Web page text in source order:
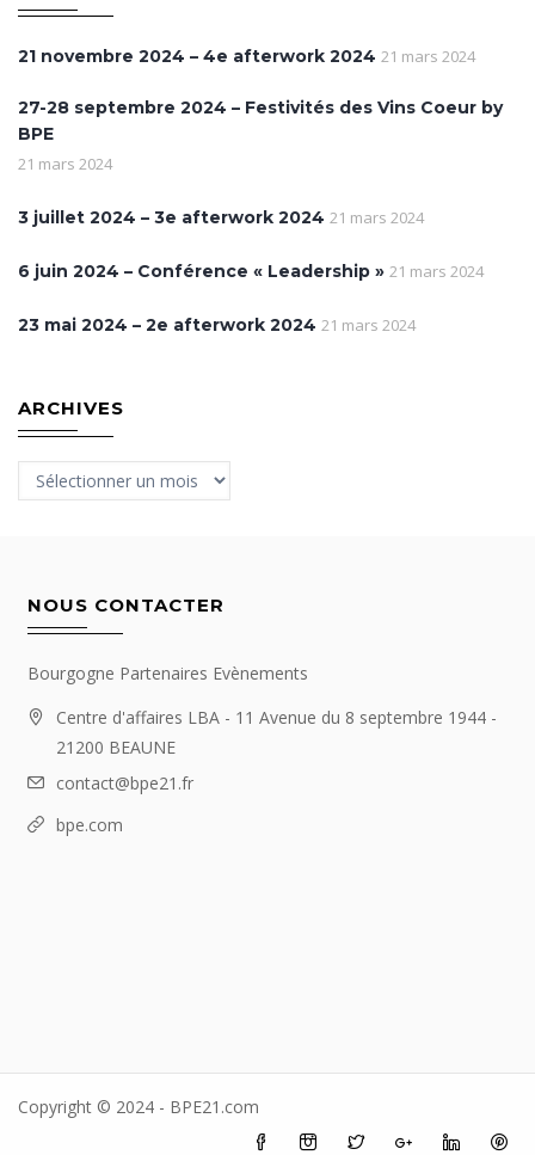
21 novembre 2024 – 4e afterwork 2024 21 mars 2024
27-28 septembre 2024 – Festivités des Vins Coeur by
BPE
21 mars 2024
3 juillet 2024 – 3e afterwork 2024 21 mars 2024
6 juin 2024 – Conférence « Leadership » 21 mars 2024
23 mai 2024 – 2e afterwork 2024 21 mars 2024
ARCHIVES
Archives
NOUS CONTACTER
Bourgogne Partenaires Evènements
Centre d'affaires LBA - 11 Avenue du 8 septembre 1944 -
21200 BEAUNE
contact@bpe21.fr
bpe.com
Copyright © 2024 - BPE21.com